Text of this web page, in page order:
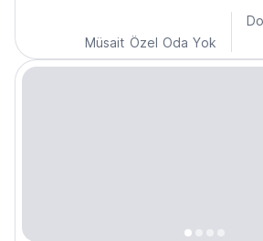
havayla bütçe dostu konfor
Müsait Özel Oda Yok